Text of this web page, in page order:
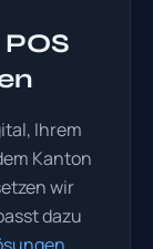
Ihrem
Kanton
wir
dazu
.